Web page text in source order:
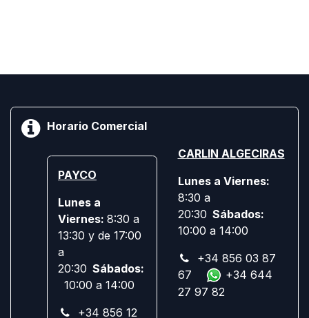
Horario Comercial
PAYCO
Lunes a
Viernes: 8:30 a
13:30 y de 17:00
a
20:30 Sábados:
10:00 a 14:00
+34 856 12
CARLIN ALGECIRAS
Lunes a Viernes:
8:30 a
20:30 Sábados:
10:00 a 14:00
+34 856 03 87
67
+34 644
27 97 82